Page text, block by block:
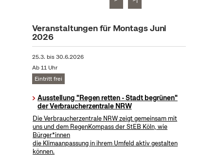
Veranstaltungen für Montags Juni
2026
25.3. bis30.6.2026
Ab 11 Uhr
Eintritt frei
Ausstellung "Regen retten - Stadt begrünen"
der Verbraucherzentrale NRW
Die Verbraucherzentrale NRW zeigt gemeinsam mit
uns und dem RegenKompass der StEB Köln, wie
Bürger*innen
die Klimaanpassung in ihrem Umfeld aktiv gestalten
können.